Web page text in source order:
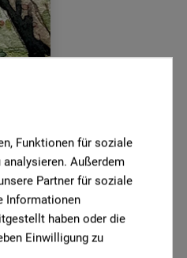
Funktionen für soziale
Außerdem
Partner für soziale
Informationen
haben oder die
Einwilligung zu